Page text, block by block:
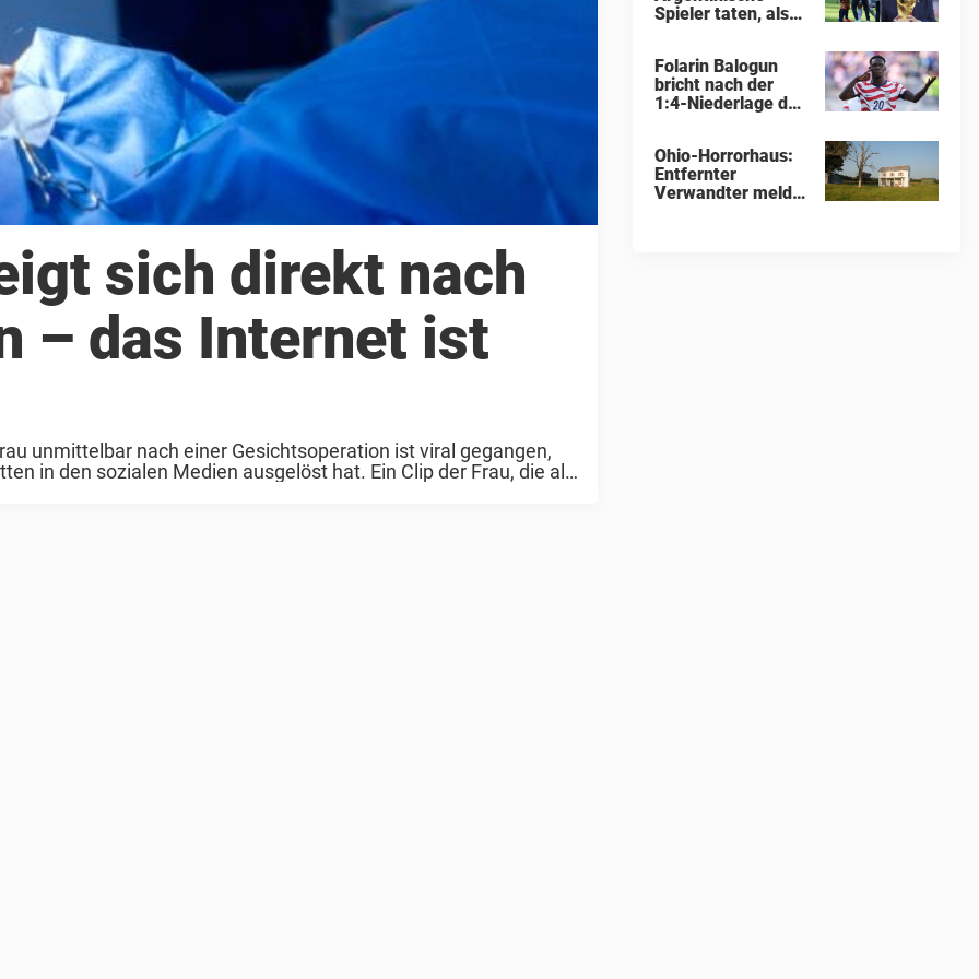
sich direkt nach
– das Internet ist
unmittelbar nach einer Gesichtsoperation ist viral gegangen,
in den sozialen Medien ausgelöst hat. Ein Clip der Frau, die als
Spieler taten, als
Übergabe
gegenüberstanden,
konnte keiner
Folarin Balogun
bricht nach der
1:4-Niederlage der
Kontroverse um
die Sperre
Ohio-Horrorhaus:
Entfernter
Verwandter meldet